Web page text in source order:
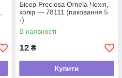
Бісер Preciosa Ornela Чехія,
колір — 78111 (паковання 5
г)
В наявності
12 ₴
Купити